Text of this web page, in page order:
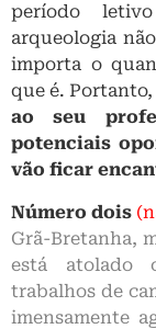
período
arqueologia
importa o
que é. Portanto,
ao seu
potenciais
vão ficar
Número dois
Grã-Bretanha,
está atolado
trabalhos de
imensamente